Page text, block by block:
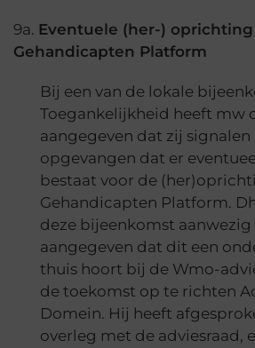
9a. Eventuele (her-) oprichting
Gehandicapten Platform
Bij een van de lokale
Toegankelijkheid heeft mw
aangegeven dat zij signalen
opgevangen dat er
bestaat voor de
Gehandicapten Platform.
deze bijeenkomst aanwezig
aangegeven dat dit een
thuis hoort bij de Wmo-
de toekomst op te richten
Domein. Hij heeft
overleg met de adviesraad,